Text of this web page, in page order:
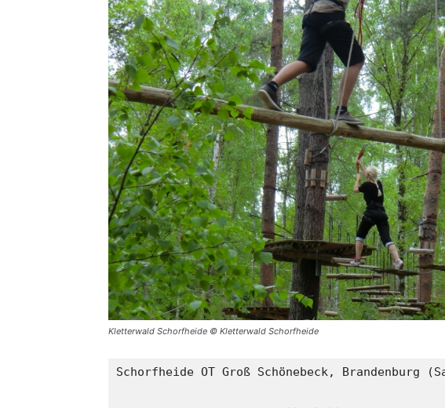
Kletterwald Schorfheide © Kletterwald Schorfheide
Schorfheide OT Groß Schönebeck,